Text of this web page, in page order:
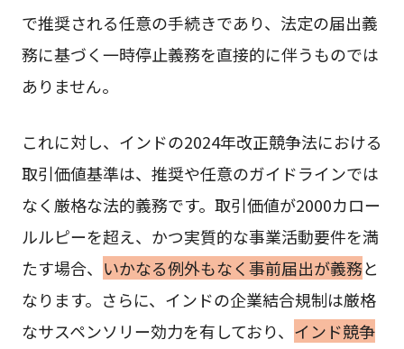
で推奨される任意の手続きであり、法定の届出義
務に基づく一時停止義務を直接的に伴うものでは
ありません。
これに対し、インドの2024年改正競争法における
取引価値基準は、推奨や任意のガイドラインでは
なく厳格な法的義務です。取引価値が2000カロー
ルルピーを超え、かつ実質的な事業活動要件を満
たす場合、 いかなる例外もなく事前届出が義務と
なります。さらに、インドの企業結合規制は厳格
なサスペンソリー効力を有しており、 インド競争